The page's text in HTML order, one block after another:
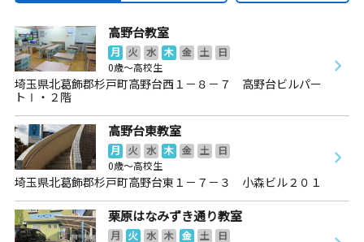
高野台教室
月 火 水 木 金 土
日
0歳～高校生
埼玉県北葛飾郡杉戸町高野台西１－８－７ 高野台ビルパー
トⅠ・２階
高野台東教室
月 火 水 木 金 土
日
0歳～高校生
埼玉県北葛飾郡杉戸町高野台東１－７－３ 小森ビル２０１
栗原はなみずき通り教室
月 火 水 木 金 土
日